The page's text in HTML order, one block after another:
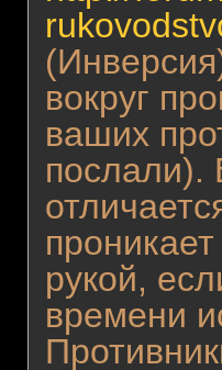
вокруг
ваших
послали).
рукой,
времени